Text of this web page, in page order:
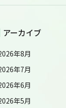
アーカイブ
年8月
年7月
年6月
年5月